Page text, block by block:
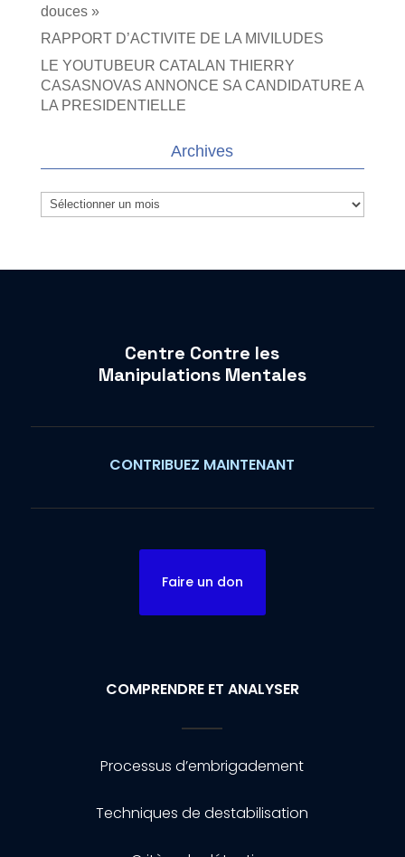
douces »
RAPPORT D’ACTIVITE DE LA MIVILUDES
LE YOUTUBEUR CATALAN THIERRY
CASASNOVAS ANNONCE SA CANDIDATURE A
LA PRESIDENTIELLE
Archives
Archives
Centre Contre les
Manipulations Mentales
CONTRIBUEZ MAINTENANT
Faire un don
COMPRENDRE ET ANALYSER
Processus d’embrigadement
Techniques de destabilisation